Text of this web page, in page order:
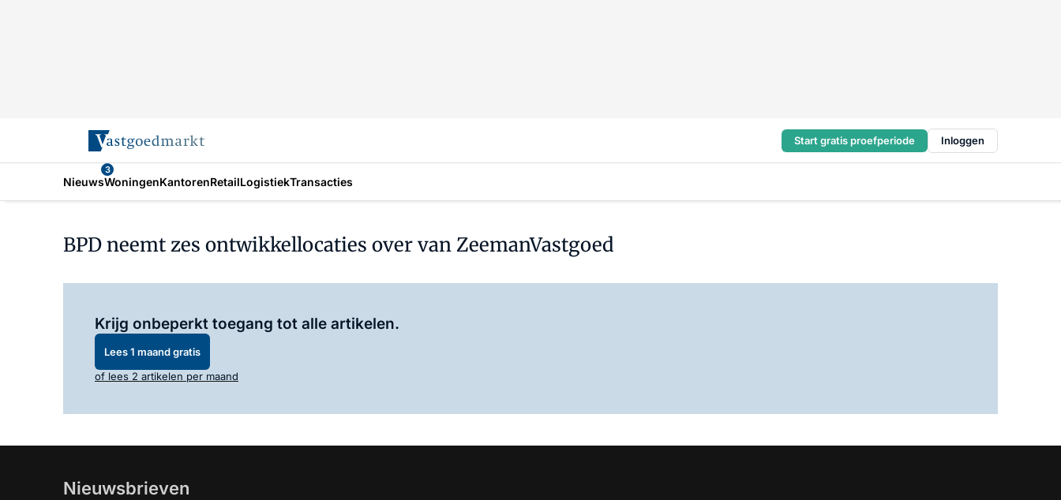
Start gratis proefperiode Inloggen
Nieuws
3
WoningenKantorenRetailLogistiekTransacties
BPD neemt zes ontwikkellocaties over van ZeemanVastgoed
Krijg onbeperkt toegang tot alle artikelen.
Lees 1 maand gratis
of lees 2 artikelen per maand
Nieuwsbrieven